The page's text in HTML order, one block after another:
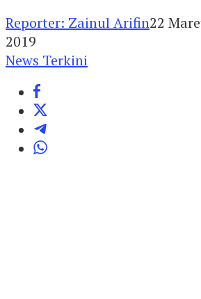
Reporter: Zainul Arifin22
2019
News Terkini